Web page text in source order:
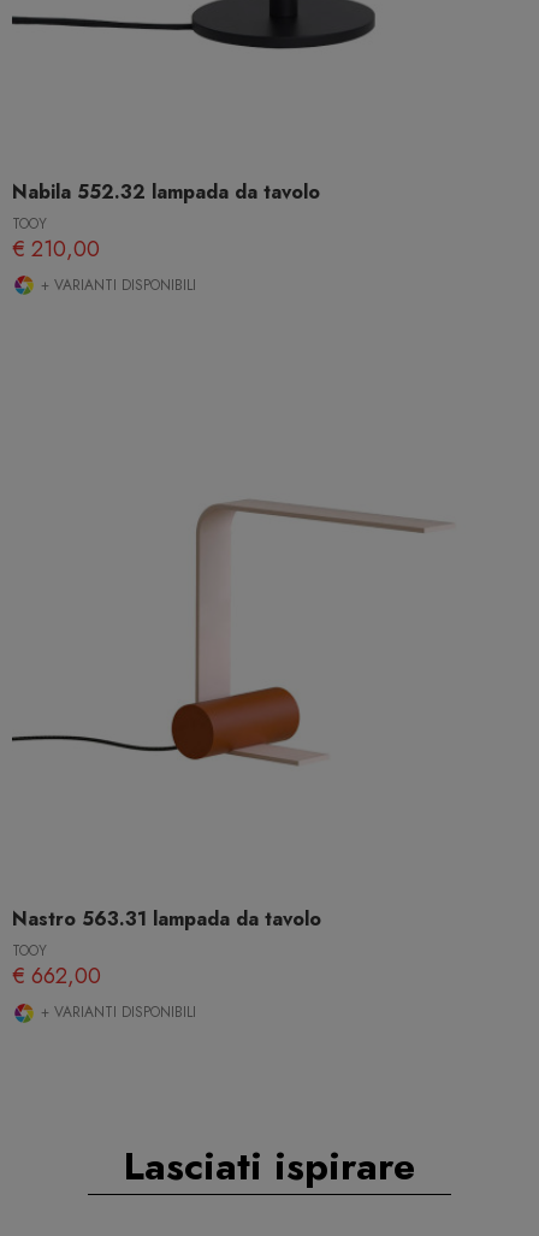
Nabila 552.32 lampada da tavolo
TOOY
€ 210,00
+ VARIANTI DISPONIBILI
Nastro 563.31 lampada da tavolo
TOOY
€ 662,00
+ VARIANTI DISPONIBILI
Lasciati ispirare